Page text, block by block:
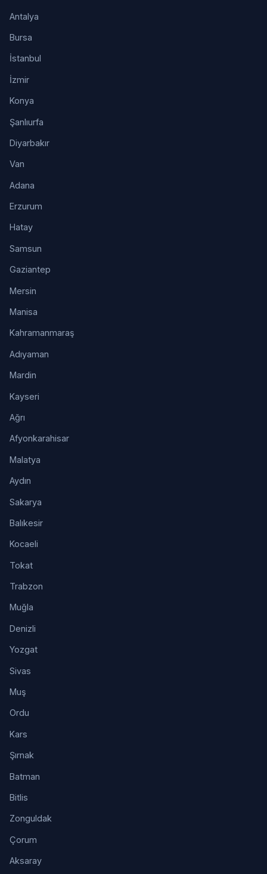
Antalya
Bursa
İstanbul
İzmir
Konya
Şanlıurfa
Diyarbakır
Van
Adana
Erzurum
Hatay
Samsun
Gaziantep
Mersin
Manisa
Kahramanmaraş
Adıyaman
Mardin
Kayseri
Ağrı
Afyonkarahisar
Malatya
Aydın
Sakarya
Balıkesir
Kocaeli
Tokat
Trabzon
Muğla
Denizli
Yozgat
Sivas
Muş
Ordu
Kars
Şırnak
Batman
Bitlis
Zonguldak
Çorum
Aksaray